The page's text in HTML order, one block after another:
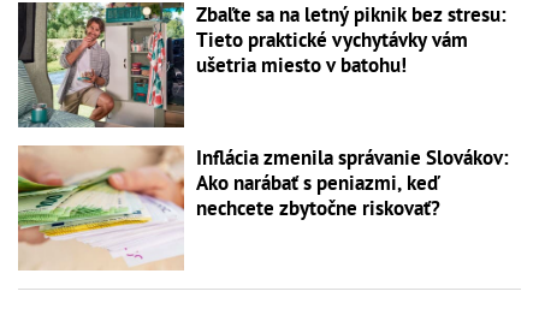
Zbaľte sa na letný piknik bez stresu:
Tieto praktické vychytávky vám
ušetria miesto v batohu!
Inflácia zmenila správanie Slovákov:
Ako narábať s peniazmi, keď
nechcete zbytočne riskovať?